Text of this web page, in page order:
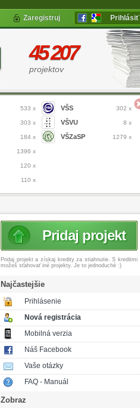
Zaregistruj Prihlásiť
45 207
projektov
533 x
303 x
184 x
1396 x
120 x
110 x
VŠS 302 x
VŠVU 8 x
VŠZaSP 1279 x
Pridaj projekt
Pridaj projekt a získaj kredity za stiahnutie. S kreditmi
možeš sťahovať iné projekty. Je to jednoduché :)
Najčastejšie
Prihlásenie
Nová registrácia
Mobilná verzia
Náš Facebook
Vaše otázky
FAQ - Manuál
Zobraz